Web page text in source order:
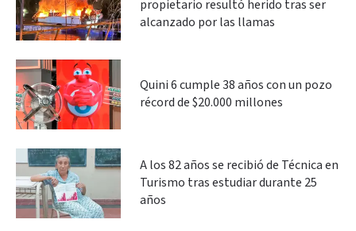
propietario resultó herido tras ser
alcanzado por las llamas
Quini 6 cumple 38 años con un pozo
récord de $20.000 millones
A los 82 años se recibió de Técnica en
Turismo tras estudiar durante 25
años